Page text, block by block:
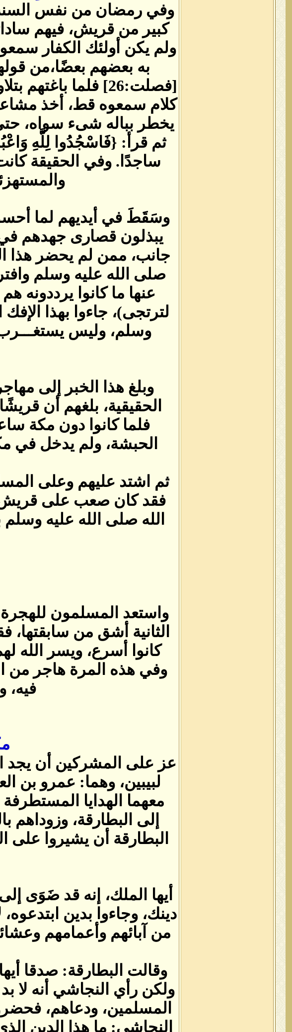
وفي رمضان من نفس السنة
كبير من قريش، فيهم
ولم يكن أولئك الكفار
به بعضهم بعضًا،من
‏[‏فصلت‏:‏26]‏ فلما
كلام سمعوه قط، أخذ
يخطر بباله شىء سواه،
ساجدًا‏.‏ وفي الحقيقة
وسَقَطَ في أيديهم لما
يبذلون قصارى جهدهم في
جانب، ممن لم يحضر هذا
صلى الله عليه وسلم
عنها ما كانوا يرددونه
لترتجى‏)‏، جاءوا بهذا
وسلم، وليس
وبلغ هذا الخبر إلى
الحقيقية، بلغهم أن
فلما كانوا دون مكة
الحبشة، ولم يدخل في
ثم اشتد عليهم وعلى
فقد كان صعب على قريش
الله صلى الله عليه
واستعد المسلمون
الثانية أشق من
كانوا أسرع، ويسر الله
وفي هذه المرة هاجر من
فيه،
عز على المشركين أن يجد
لبيبين، وهما‏:‏ عمرو بن
معهما الهدايا
إلى البطارقة،
البطارقة أن يشيروا على
أيها الملك، إنه قد ضَوَى
دينك، وجاءوا بدين
من آبائهم وأعمامهم
وقالت البطارقة‏:‏ صدقا
ولكن رأي النجاشي أنه لا
المسلمين، ودعاهم،
النجاشي‏:‏ ما هذا الدين